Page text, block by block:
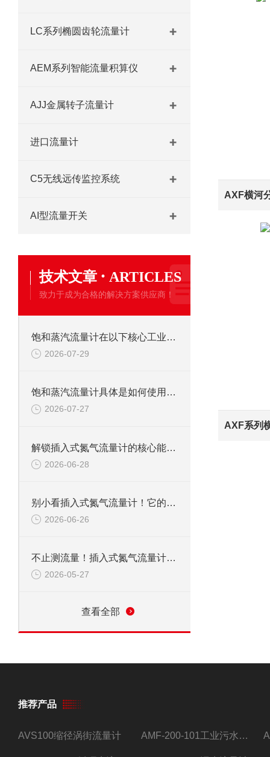
LC系列椭圆齿轮流量计
AEM系列智能流量积算仪
AJJ金属转子流量计
进口流量计
C5无线远传监控系统
AI型流量开关
技术文章 · ARTICLES
致力于成为合格的解决方案供应商！
饱和蒸汽流量计在以下核心工业领域发挥着关键作用
2026-07-29
饱和蒸汽流量计具体是如何使用的呢？
2026-07-27
解锁插入式氮气流量计的核心能力：它如何为氮气计量“保驾护航”？
2026-06-28
别小看插入式氮气流量计！它的应用范围，远超你想象
2026-06-26
不止测流量！插入式氮气流量计，到底能覆盖多少关键领域？
2026-05-27
查看全部
AXF系列
推荐产品
AVS100缩径涡街流量计 AMF-200-101工业污水流量计